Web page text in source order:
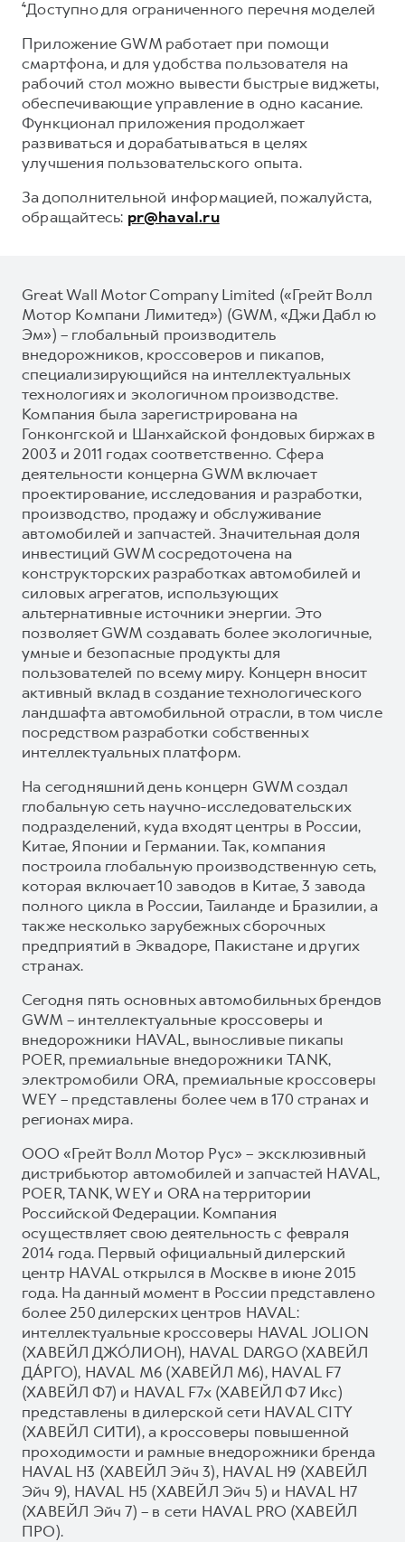
⁴Доступно для ограниченного перечня моделей
Приложение GWM работает при помощи
смартфона, и для удобства пользователя на
рабочий стол можно вывести быстрые виджеты,
обеспечивающие управление в одно касание.
Функционал приложения продолжает
развиваться и дорабатываться в целях
улучшения пользовательского опыта.
За дополнительной информацией, пожалуйста,
обращайтесь: pr@haval.ru
Great Wall Motor Company Limited («Грейт Волл
Мотор Компани Лимитед») (GWM, «Джи Дабл ю
Эм») – глобальный производитель
внедорожников, кроссоверов и пикапов,
специализирующийся на интеллектуальных
технологиях и экологичном производстве.
Компания была зарегистрирована на
Гонконгской и Шанхайской фондовых биржах в
2003 и 2011 годах соответственно. Сфера
деятельности концерна GWM включает
проектирование, исследования и разработки,
производство, продажу и обслуживание
автомобилей и запчастей. Значительная доля
инвестиций GWM сосредоточена на
конструкторских разработках автомобилей и
силовых агрегатов, использующих
альтернативные источники энергии. Это
позволяет GWM создавать более экологичные,
умные и безопасные продукты для
пользователей по всему миру. Концерн вносит
активный вклад в создание технологического
ландшафта автомобильной отрасли, в том числе
посредством разработки собственных
интеллектуальных платформ.
На сегодняшний день концерн GWM создал
глобальную сеть научно-исследовательских
подразделений, куда входят центры в России,
Китае, Японии и Германии. Так, компания
построила глобальную производственную сеть,
которая включает 10 заводов в Китае, 3 завода
полного цикла в России, Таиланде и Бразилии, а
также несколько зарубежных сборочных
предприятий в Эквадоре, Пакистане и других
странах.
Сегодня пять основных автомобильных брендов
GWM – интеллектуальные кроссоверы и
внедорожники HAVAL, выносливые пикапы
POER, премиальные внедорожники TANK,
электромобили ORA, премиальные кроссоверы
WEY – представлены более чем в 170 странах и
регионах мира.
ООО «Грейт Волл Мотор Рус» – эксклюзивный
дистрибьютор автомобилей и запчастей HAVAL,
POER, TANK, WEY и ORA на территории
Российской Федерации. Компания
осуществляет свою деятельность с февраля
2014 года. Первый официальный дилерский
центр HAVAL открылся в Москве в июне 2015
года. На данный момент в России представлено
более 250 дилерских центров HAVAL:
интеллектуальные кроссоверы HAVAL JOLION
(ХАВЕЙЛ ДЖО́ЛИОН), HAVAL DARGO (ХАВЕЙЛ
ДА́РГО), HAVAL М6 (ХАВЕЙЛ M6), HAVAL F7
(ХАВЕЙЛ Ф7) и HAVAL F7x (ХАВЕЙЛ Ф7 Икс)
представлены в дилерской сети HAVAL CITY
(ХАВЕЙЛ СИТИ), а кроссоверы повышенной
проходимости и рамные внедорожники бренда
HAVAL H3 (ХАВЕЙЛ Эйч 3), HAVAL H9 (ХАВЕЙЛ
Эйч 9), HAVAL H5 (ХАВЕЙЛ Эйч 5) и HAVAL H7
(ХАВЕЙЛ Эйч 7) – в сети HAVAL PRO (ХАВЕЙЛ
ПРО).